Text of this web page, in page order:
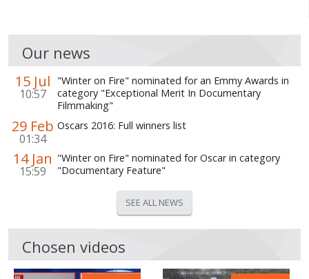
Our news
15 Jul
10:57
"Winter on Fire" nominated for an Emmy Awards in
category "Exceptional Merit In Documentary
Filmmaking"
29 Feb
01:34
Oscars 2016: Full winners list
14 Jan
15:59
"Winter on Fire" nominated for Oscar in category
"Documentary Feature"
SEE ALL NEWS
Chosen videos